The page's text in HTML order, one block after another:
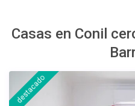
Casas en Conil
destacado